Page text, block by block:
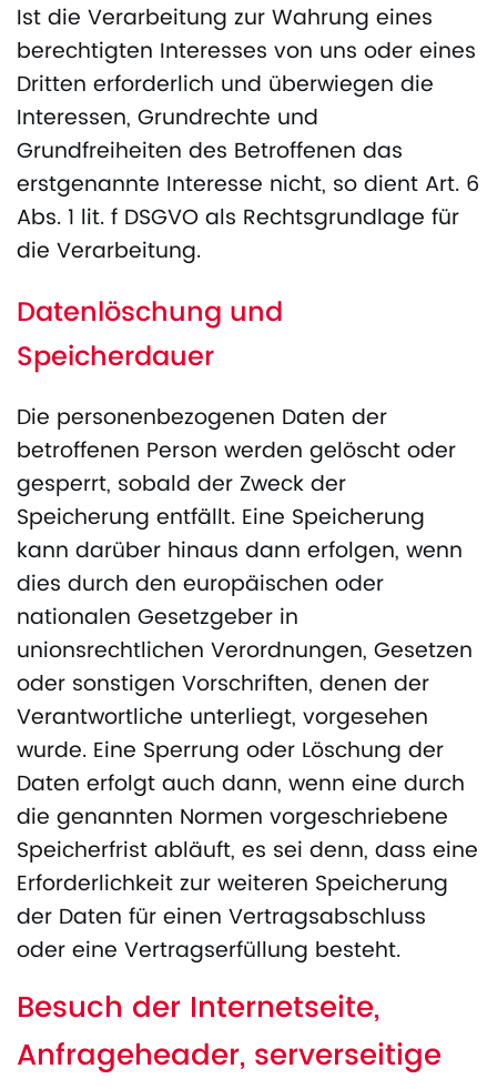
Ist die Verarbeitung zur Wahrung eines
berechtigten Interesses von uns oder eines
Dritten erforderlich und überwiegen die
Interessen, Grundrechte und
Grundfreiheiten des Betroffenen das
erstgenannte Interesse nicht, so dient Art. 6
Abs. 1 lit. f DSGVO als Rechtsgrundlage für
die Verarbeitung.
Datenlöschung und
Speicherdauer
Die personenbezogenen Daten der
betroffenen Person werden gelöscht oder
gesperrt, sobald der Zweck der
Speicherung entfällt. Eine Speicherung
kann darüber hinaus dann erfolgen, wenn
dies durch den europäischen oder
nationalen Gesetzgeber in
unionsrechtlichen Verordnungen, Gesetzen
oder sonstigen Vorschriften, denen der
Verantwortliche unterliegt, vorgesehen
wurde. Eine Sperrung oder Löschung der
Daten erfolgt auch dann, wenn eine durch
die genannten Normen vorgeschriebene
Speicherfrist abläuft, es sei denn, dass eine
Erforderlichkeit zur weiteren Speicherung
der Daten für einen Vertragsabschluss
oder eine Vertragserfüllung besteht.
Besuch der Internetseite,
Anfrageheader, serverseitige